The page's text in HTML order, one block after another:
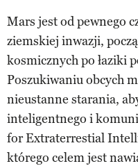
Mars jest od pewnego
ziemskiej inwazji,
kosmicznych po łaziki
Poszukiwaniu obcych
nieustanne starania,
inteligentnego i
for Extraterrestial
którego celem jest